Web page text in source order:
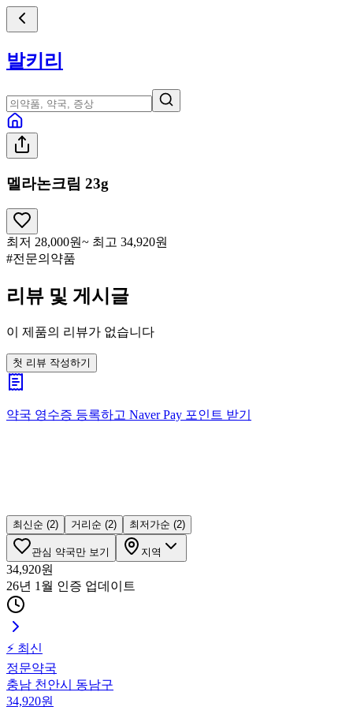
발키리
멜라논크림 23g
최저 28,000원~ 최고 34,920원
#전문의약품
리뷰 및 게시글
이 제품의 리뷰가 없습니다
첫 리뷰 작성하기
약국 영수증 등록하고 Naver Pay 포인트 받기
최신순 (2) 거리순 (2) 최저가순 (2)
관심 약국만 보기 지역
34,920원
26년 1월 인증 업데이트
⚡ 최신
정문약국
충남 천안시 동남구
34,920원